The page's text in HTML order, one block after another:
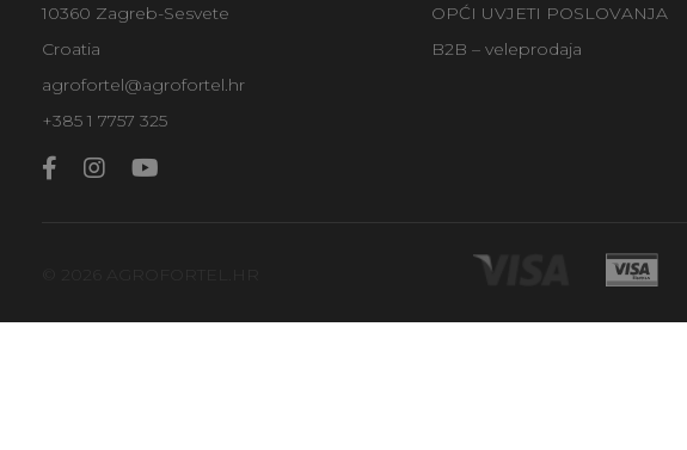
10360 Zagreb-Sesvete
Croatia
agrofortel@agrofortel.hr
+385 1 7757 325
OPĆI UVJETI POSLOVANJA
B2B – veleprodaja